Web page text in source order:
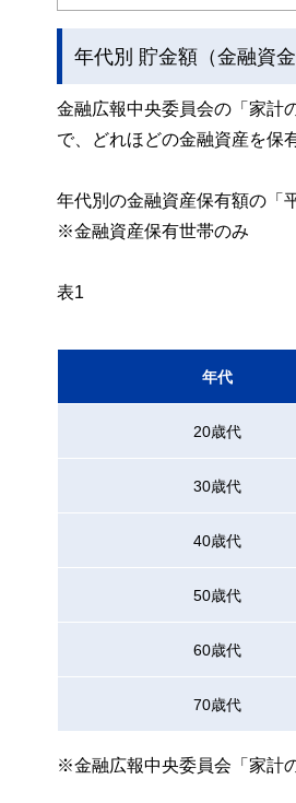
私たちは、快適でより良
年代別 貯金額（金融資
金融広報中央委員会の「家計
で、どれほどの金融資産を保
年代別の金融資産保有額の「
※金融資産保有世帯のみ
表1
年代
20歳代
30歳代
40歳代
50歳代
60歳代
70歳代
※金融広報中央委員会「家計